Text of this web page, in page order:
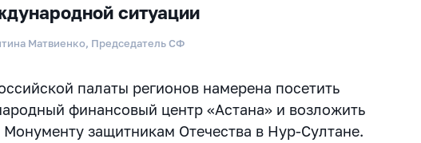
ситуации
Матвиенко, Председатель СФ
палаты регионов намерена посетить
финансовый центр «Астана» и возложить
Монументу защитникам Отечества в Нур-Султане.